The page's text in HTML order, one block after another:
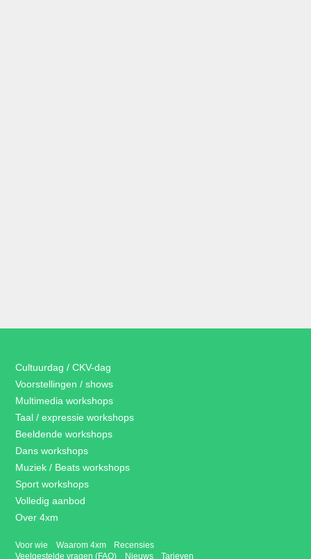
Cultuurdag / CKV-dag
Voorstellingen / shows
Multimedia workshops
Taal / expressie workshops
Beeldende workshops
Dans workshops
Muziek / Beats workshops
Sport workshops
Volledig aanbod
Over 4xm
Voor wie Waarom 4xm
Recensies
Veelgestelde vragen (FAQ)
Nieuws Tarieven